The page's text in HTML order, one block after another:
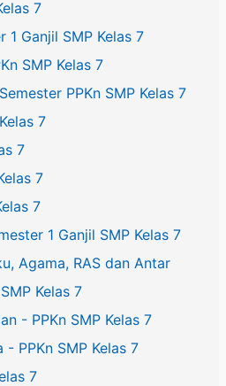
7
1 Ganjil SMP Kelas 7
SMP Kelas 7
PPKn SMP Kelas 7
7
7
7
7
1 Ganjil SMP Kelas 7
Agama, RAS dan Antar
Kelas 7
- PPKn SMP Kelas 7
PPKn SMP Kelas 7
7